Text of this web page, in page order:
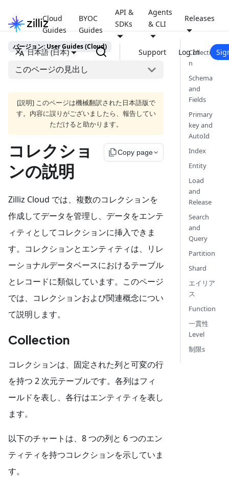
Cloud
Guides
BYOC
Guides
API &
SDKs
Agents
& CLI
Releases
日本語 (日本) Support Log In
バージョン: User Guides (Cloud)
このページの見出し
[説明] このページは機械翻訳された日本語版で
す。内容に誤りがございましたら、報告してい
ただけると助かります。
コレクショ
ンの説明
file_copyCopy page
Zilliz Cloud では、複数のコレクションを
作成してデータを管理し、データをエンテ
ィティとしてコレクションに挿入できま
す。コレクションとエンティティは、リレ
ーショナルデータベースにおけるテーブル
とレコードに類似しています。このページ
では、コレクションおよび関連概念につい
て説明します。
Collection
コレクションは、固定された列と可変の行
を持つ 2 次元テーブルです。各列はフィ
ールドを表し、各行はエンティティを表し
ます。
以下のチャートは、8 つの列と 6 つのエン
ティティを持つコレクションを示していま
す。
Collectio
n
Schema
and
Fields
Primary
key and
AutoId
Index
Entity
Load
and
Release
Search
and
Query
Partition
Shard
エイリア
ス
Function
一貫性
Level
制限s